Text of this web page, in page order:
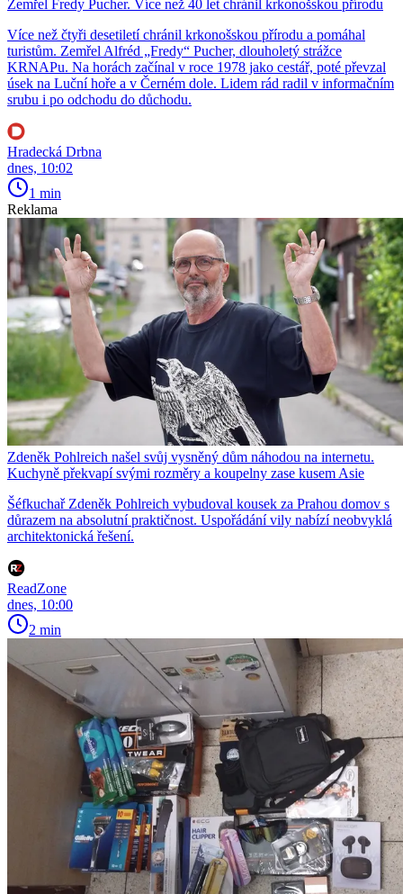
Zemřel Fredy Pucher. Více než 40 let chránil krkonošskou přírodu
Více než čtyři desetiletí chránil krkonošskou přírodu a pomáhal
turistům. Zemřel Alfréd „Fredy“ Pucher, dlouholetý strážce
KRNAPu. Na horách začínal v roce 1978 jako cestář, poté převzal
úsek na Luční hoře a v Černém dole. Lidem rád radil v informačním
srubu i po odchodu do důchodu.
Hradecká Drbna
dnes, 10:02
1 min
Reklama
Zdeněk Pohlreich našel svůj vysněný dům náhodou na internetu.
Kuchyně překvapí svými rozměry a koupelny zase kusem Asie
Šéfkuchař Zdeněk Pohlreich vybudoval kousek za Prahou domov s
důrazem na absolutní praktičnost. Uspořádání vily nabízí neobvyklá
architektonická řešení.
ReadZone
dnes, 10:00
2 min